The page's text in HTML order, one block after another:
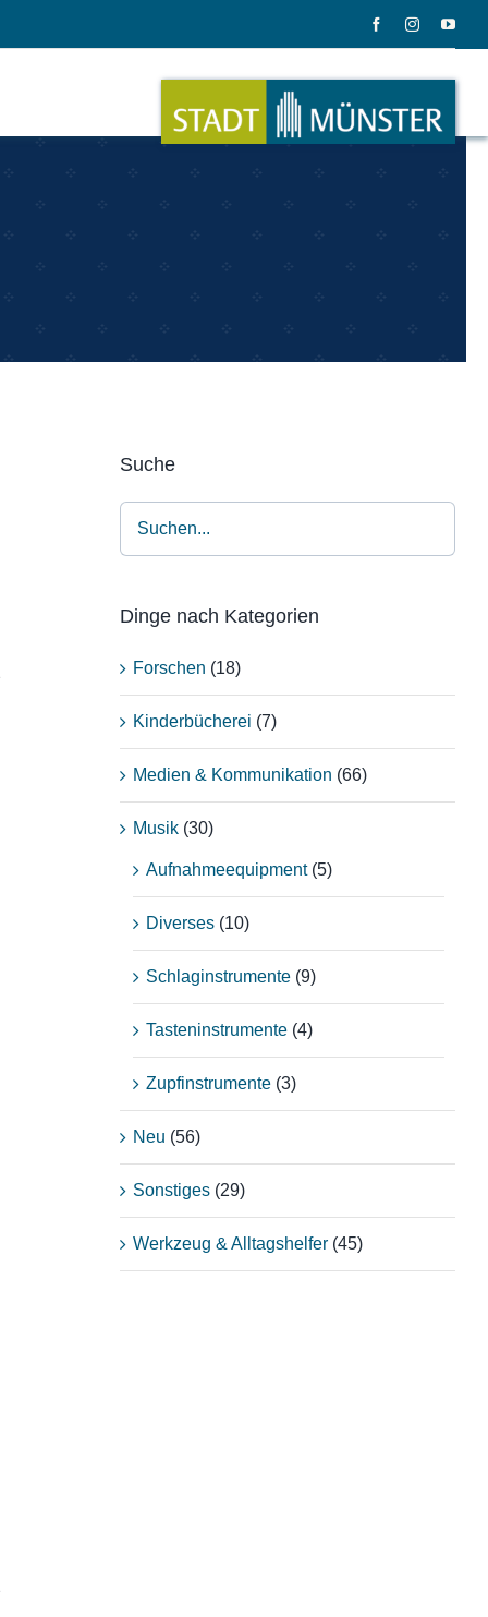
Musik
Alles zum Tasten, Zupfen, Schlagen.
Suche
Dinge nach Kategorien
Forschen (18)
Kinderbücherei (7)
Medien & Kommunikation (66)
Musik (30)
Aufnahmeequipment (5)
Diverses (10)
Schlaginstrumente (9)
Tasteninstrumente (4)
Zupfinstrumente (3)
Neu (56)
Sonstiges (29)
Werkzeug & Alltagshelfer (45)